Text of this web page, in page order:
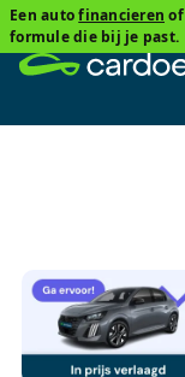
Een autofinancieren of
formule die bij je past.